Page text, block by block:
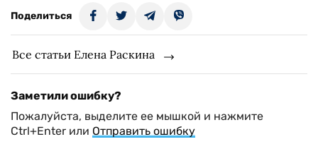
Поделиться
Все статьи Елена Раскина
Заметили ошибку?
Пожалуйста, выделите ее мышкой и нажмите
Ctrl+Enter или Отправить ошибку